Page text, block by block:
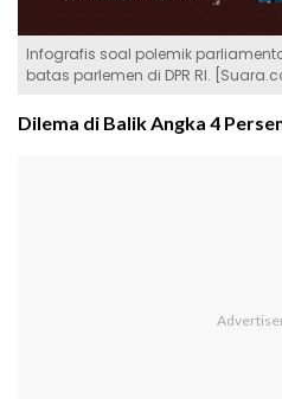
Infografis soal polemik
batas parlemen di DPR RI.
Dilema di Balik Angka 4